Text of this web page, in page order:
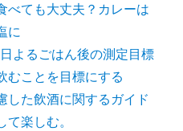
べても大丈夫？カレーは
に
よるごはん後の測定目標
むことを目標にする
した飲酒に関するガイド
楽しむ。